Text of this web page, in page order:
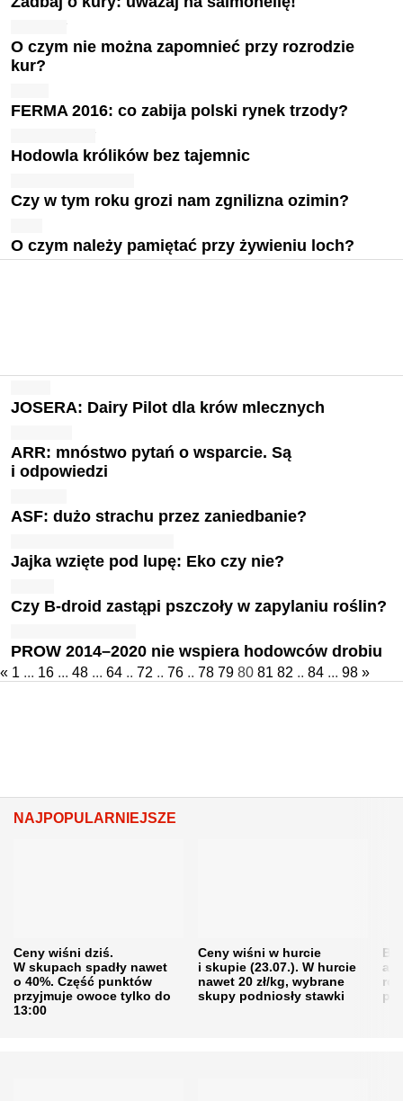
O czym nie można zapomnieć przy rozrodzie
kur?
FERMA 2016: co zabija polski rynek trzody?
Hodowla królików bez tajemnic
Czy w tym roku grozi nam zgnilizna ozimin?
O czym należy pamiętać przy żywieniu loch?
JOSERA: Dairy Pilot dla krów mlecznych
ARR: mnóstwo pytań o wsparcie. Są
i odpowiedzi
ASF: dużo strachu przez zaniedbanie?
Jajka wzięte pod lupę: Eko czy nie?
Czy B-droid zastąpi pszczoły w zapylaniu roślin?
PROW 2014–2020 nie wspiera hodowców drobiu
« 1 ... 16 ... 48 ... 64 .. 72 .. 76 .. 78 79 80 81 82 .. 84 ... 98 »
NAJPOPULARNIEJSZE
Ceny wiśni dziś.
W skupach spadły nawet
o 40%. Część punktów
przyjmuje owoce tylko do
13:00
Ceny wiśni w hurcie
i skupie (23.07.). W hurcie
nawet 20 zł/kg, wybrane
skupy podniosły stawki